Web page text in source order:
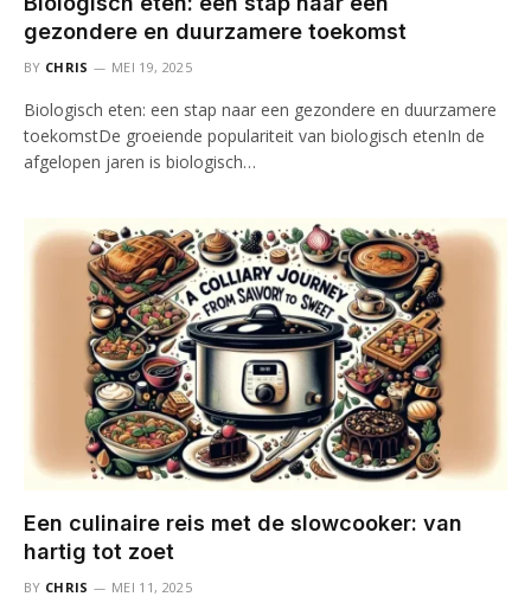
gezondere en duurzamere toekomst
BY CHRIS MEI 19, 2025
Biologisch eten: een stap naar een gezondere en duurzamere
toekomstDe groeiende populariteit van biologisch etenIn de
afgelopen jaren is biologisch…
Een culinaire reis met de slowcooker: van
hartig tot zoet
BY CHRIS MEI 11, 2025